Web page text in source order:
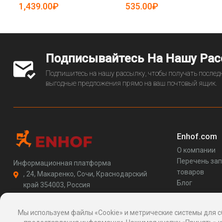
19082588)
1,439.00₽
(арт. 25-19082625)
535.00₽
Подписывайтесь На Нашу
Подпишитесь на нашу рассылку, чтобы получать
выгодные предложения прямо на ваш почтовый ящик.
Информационная платформа
, 24, Макаренко, Сочи, Краснодарский
край 354003, Россия
http://enhof.com
Enhof.com
О компании
Перечень
товаров
Блог
Мы используем файлы «Cookie» и метрические системы для